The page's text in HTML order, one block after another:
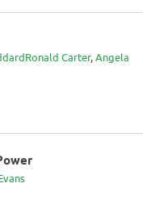
Ronald Carter,Angela